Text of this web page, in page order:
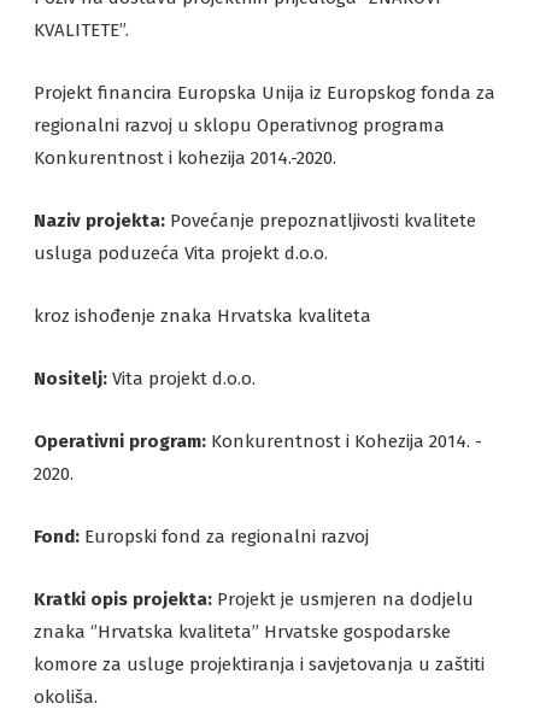
KVALITETE”.
Projekt financira Europska Unija iz Europskog fonda za
regionalni razvoj u sklopu Operativnog programa
Konkurentnost i kohezija 2014.-2020.
Naziv projekta: Povećanje prepoznatljivosti kvalitete
usluga poduzeća Vita projekt d.o.o.
kroz ishođenje znaka Hrvatska kvaliteta
Nositelj: Vita projekt d.o.o.
Operativni program: Konkurentnost i Kohezija 2014. -
2020.
Fond: Europski fond za regionalni razvoj
Kratki opis projekta: Projekt je usmjeren na dodjelu
znaka ‘’Hrvatska kvaliteta’’ Hrvatske gospodarske
komore za usluge projektiranja i savjetovanja u zaštiti
okoliša.